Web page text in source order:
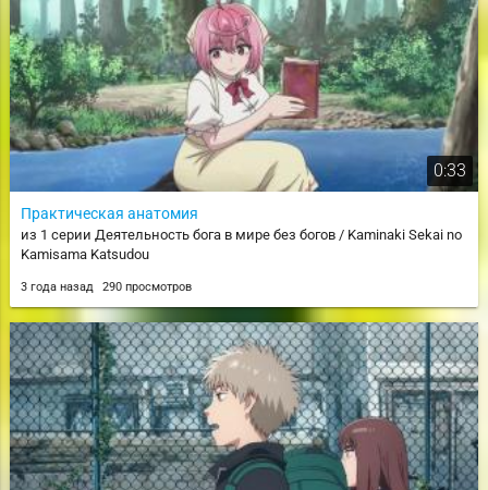
0:33
Практическая анатомия
из 1 серии Деятельность бога в мире без богов / Kaminaki Sekai no
Kamisama Katsudou
3 года назад 290 просмотров